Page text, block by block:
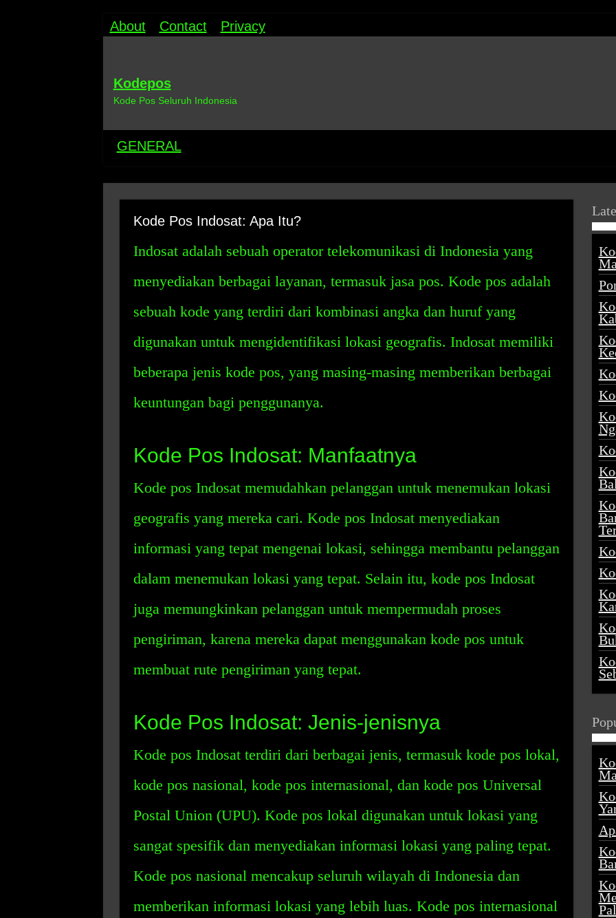
About Contact Privacy
Kodepos
Kode Pos Seluruh Indonesia
GENERAL
Kode Pos Indosat: Apa Itu?
Indosat adalah sebuah operator telekomunikasi di Indonesia yang
menyediakan berbagai layanan, termasuk jasa pos. Kode pos adalah
sebuah kode yang terdiri dari kombinasi angka dan huruf yang
digunakan untuk mengidentifikasi lokasi geografis. Indosat memiliki
beberapa jenis kode pos, yang masing-masing memberikan berbagai
keuntungan bagi penggunanya.
Kode Pos Indosat: Manfaatnya
Kode pos Indosat memudahkan pelanggan untuk menemukan lokasi
geografis yang mereka cari. Kode pos Indosat menyediakan
informasi yang tepat mengenai lokasi, sehingga membantu pelanggan
dalam menemukan lokasi yang tepat. Selain itu, kode pos Indosat
juga memungkinkan pelanggan untuk mempermudah proses
pengiriman, karena mereka dapat menggunakan kode pos untuk
membuat rute pengiriman yang tepat.
Kode Pos Indosat: Jenis-jenisnya
Kode pos Indosat terdiri dari berbagai jenis, termasuk kode pos lokal,
kode pos nasional, kode pos internasional, dan kode pos Universal
Postal Union (UPU). Kode pos lokal digunakan untuk lokasi yang
sangat spesifik dan menyediakan informasi lokasi yang paling tepat.
Kode pos nasional mencakup seluruh wilayah di Indonesia dan
memberikan informasi lokasi yang lebih luas. Kode pos internasional